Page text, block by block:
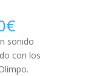
€
sonido
con los